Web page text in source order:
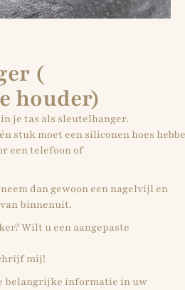
(
houder)
je tas als sleutelhanger.
stuk moet een siliconen hoes
een telefoon of
dan gewoon een nagelvijl en
binnenuit.
Wilt u een aangepaste
mij!
belangrijke informatie in uw